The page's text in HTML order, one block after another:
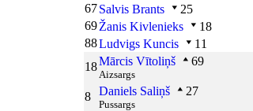
67Salvis Brants
25
69Žanis Kivlenieks
18
88Ludvigs Kuncis
11
18Mārcis Vītoliņš 69
Aizsargs
8 Daniels Saliņš 27
Pussargs